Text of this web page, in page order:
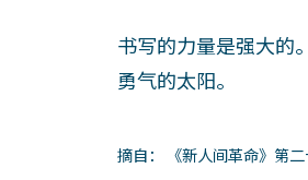
书写的力量是强大的
勇气的太阳。
摘自： 《新人间革命》第二